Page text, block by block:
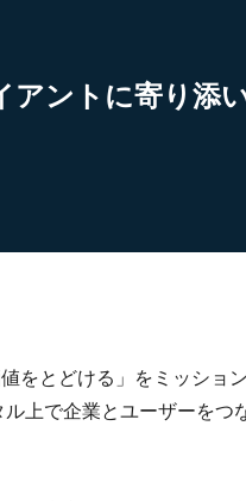
アントに寄り添
をとどける」をミッショ
上で企業とユーザーをつ